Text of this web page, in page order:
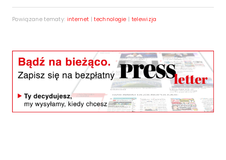
Powiązane tematy: internet |technologie | telewizja